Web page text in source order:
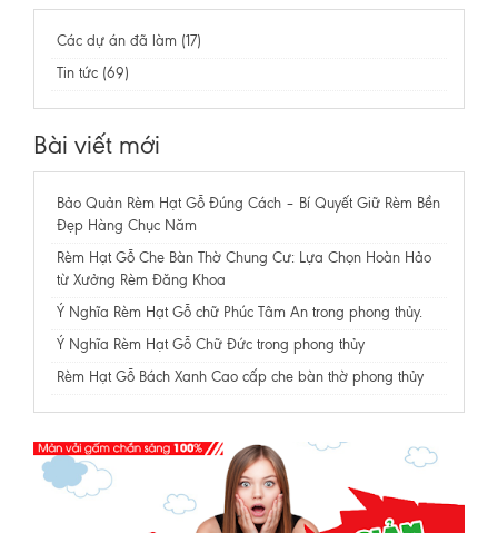
Các dự án đã làm (17)
Tin tức (69)
Bài viết mới
Bảo Quản Rèm Hạt Gỗ Đúng Cách – Bí Quyết Giữ Rèm Bền
Đẹp Hàng Chục Năm
Rèm Hạt Gỗ Che Bàn Thờ Chung Cư: Lựa Chọn Hoàn Hảo
từ Xưởng Rèm Đăng Khoa
Ý Nghĩa Rèm Hạt Gỗ chữ Phúc Tâm An trong phong thủy.
Ý Nghĩa Rèm Hạt Gỗ Chữ Đức trong phong thủy
Rèm Hạt Gỗ Bách Xanh Cao cấp che bàn thờ phong thủy